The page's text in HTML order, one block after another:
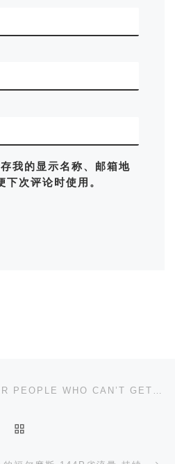
我的显示名称、邮箱地
次评论时使用。
ASMR 16D AUDIO FOR PEOPLE WHO CAN’T GET TINGLES (MULTILAYERED, NO TALKING)